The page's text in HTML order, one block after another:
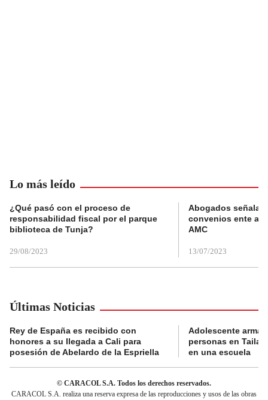
Lo más leído
¿Qué pasó con el proceso de
responsabilidad fiscal por el parque
biblioteca de Tunja?
29/08/2023
Abogados
convenios ente
AMC
13/07/2023
Últimas Noticias
Rey de España es recibido con
honores a su llegada a Cali para
posesión de Abelardo de la Espriella
Adolescente
personas en
en una escuela
© CARACOL S.A. Todos los derechos reservados.
CARACOL S.A. realiza una reserva expresa de las reproducciones y usos de las obras